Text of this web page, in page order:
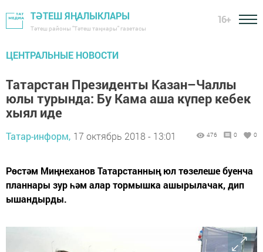
ТӘТЕШ ЯҢАЛЫКЛАРЫ
Тәтеш районы "Тәтеш таңнары" газетасы
16+
ЦЕНТРАЛЬНЫЕ НОВОСТИ
Татарстан Президенты Казан–Чаллы
юлы турында: Бу Кама аша күпер кебек
хыял иде
Татар-информ, 17 октябрь 2018 - 13:01 476 0 0
Рөстәм Миңнеханов Татарстанның юл төзелеше буенча
планнары зур һәм алар тормышка ашырылачак, дип
ышандырды.